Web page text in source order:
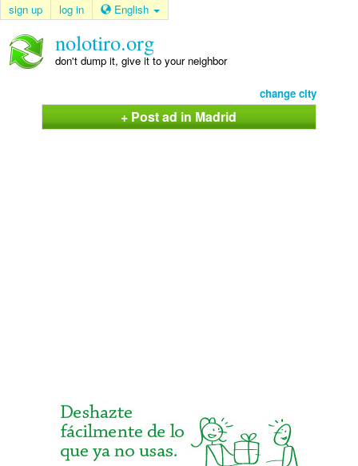
sign up log in English
nolotiro.org
don't dump it, give it to your neighbor
change city
+ Post ad in Madrid